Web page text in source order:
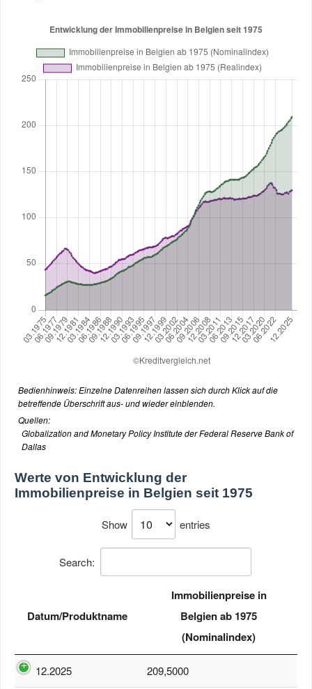
Bedienhinweis: Einzelne Datenreihen lassen sich durch Klick auf die
betreffende Überschrift aus- und wieder einblenden.
Quellen:
Globalization and Monetary Policy Institute der Federal Reserve Bank of
Dallas
Werte von Entwicklung der
Immobilienpreise in Belgien seit 1975
Show entries
Search:
Datum/Produktname
Immobilienpreise in
Belgien ab 1975
(Nominalindex)
12.2025 209,5000